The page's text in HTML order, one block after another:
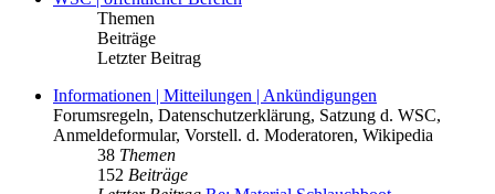
Themen
Beiträge
Letzter Beitrag
Informationen | Mitteilungen | Ankündigungen
Forumsregeln, Datenschutzerklärung, Satzung d. WSC,
Anmeldeformular, Vorstell. d. Moderatoren, Wikipedia
38 Themen
152 Beiträge